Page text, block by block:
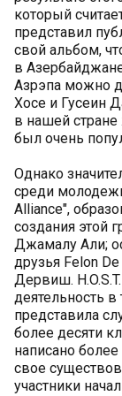
который
представил
свой альбом,
в
Азрэпа можно
Хосе и Гусеин
в нашей стране
был очень
Однако
среди
Alliance",
создания этой
Джамалу Али;
друзья Felon
Дервиш.
деятельность в
представила
более десяти
написано
свое
участники